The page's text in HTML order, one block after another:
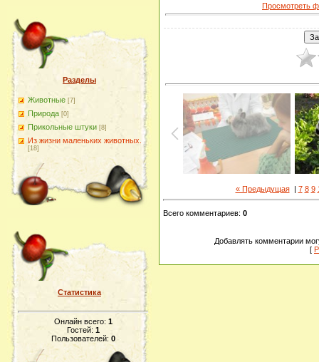
Разделы
Животные [7]
Природа [0]
Прикольные штуки [8]
Из жизни маленьких животных.
[18]
Статистика
Онлайн всего: 1
Гостей: 1
Пользователей: 0
Просмотреть
« Предыдущая| 7 8 9
Всего комментариев: 0
Добавлять комментарии
[